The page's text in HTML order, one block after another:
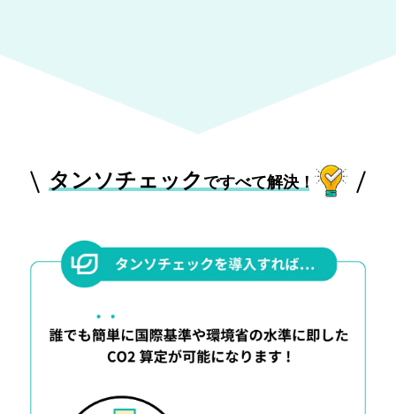
タンソチェック ですべて解決！